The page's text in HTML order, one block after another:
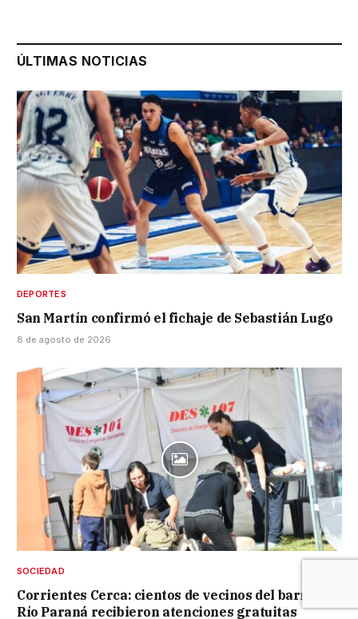
ÚLTIMAS NOTICIAS
DEPORTES
San Martín confirmó el fichaje de Sebastián Lugo
8 de agosto de 2026
SOCIEDAD
Corrientes Cerca: cientos de vecinos del barrio
Río Paraná recibieron atenciones gratuitas